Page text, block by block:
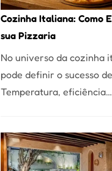
Comer?
Este
Portal
Quer
Resolver
Isso
Cozinha Italiana: Como
sua Pizzaria
No universo da cozinha
pode definir o sucesso
Temperatura, eficiência…